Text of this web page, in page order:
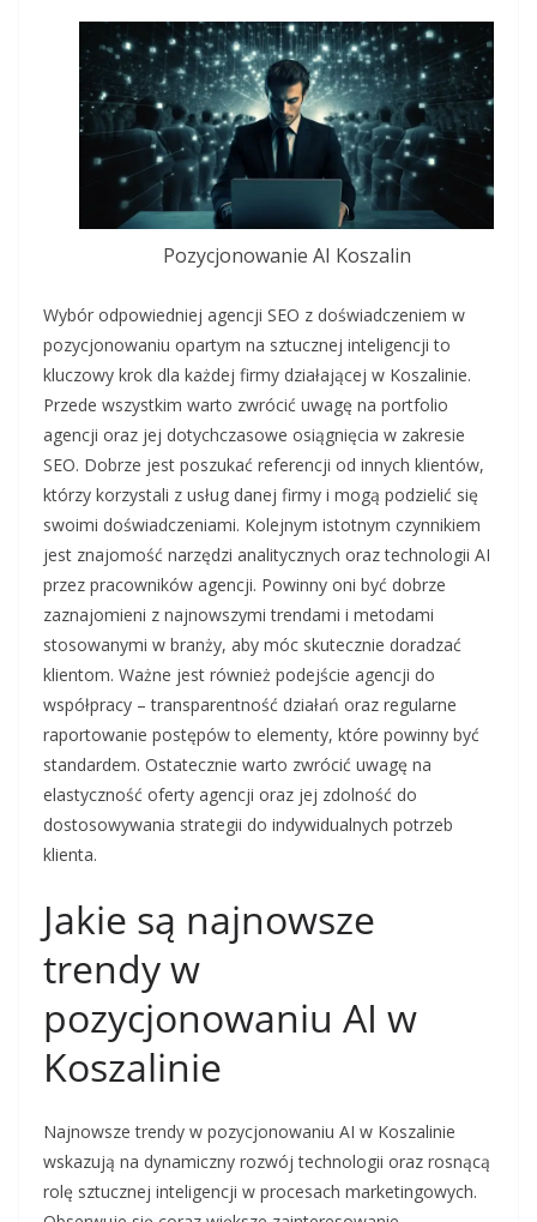
Pozycjonowanie AI Koszalin
Wybór odpowiedniej agencji SEO z doświadczeniem w
pozycjonowaniu opartym na sztucznej inteligencji to
kluczowy krok dla każdej firmy działającej w Koszalinie.
Przede wszystkim warto zwrócić uwagę na portfolio
agencji oraz jej dotychczasowe osiągnięcia w zakresie
SEO. Dobrze jest poszukać referencji od innych klientów,
którzy korzystali z usług danej firmy i mogą podzielić się
swoimi doświadczeniami. Kolejnym istotnym czynnikiem
jest znajomość narzędzi analitycznych oraz technologii AI
przez pracowników agencji. Powinny oni być dobrze
zaznajomieni z najnowszymi trendami i metodami
stosowanymi w branży, aby móc skutecznie doradzać
klientom. Ważne jest również podejście agencji do
współpracy – transparentność działań oraz regularne
raportowanie postępów to elementy, które powinny być
standardem. Ostatecznie warto zwrócić uwagę na
elastyczność oferty agencji oraz jej zdolność do
dostosowywania strategii do indywidualnych potrzeb
klienta.
Jakie są najnowsze
trendy w
pozycjonowaniu AI w
Koszalinie
Najnowsze trendy w pozycjonowaniu AI w Koszalinie
wskazują na dynamiczny rozwój technologii oraz rosnącą
rolę sztucznej inteligencji w procesach marketingowych.